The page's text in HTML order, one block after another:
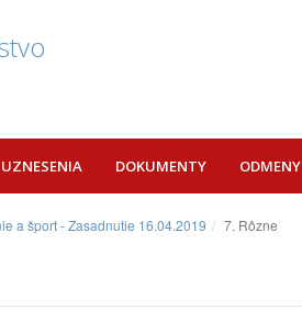
UZNESENIA DOKUMENTY ODMENY
a šport - Zasadnutie 16.04.2019 7. Rôzne